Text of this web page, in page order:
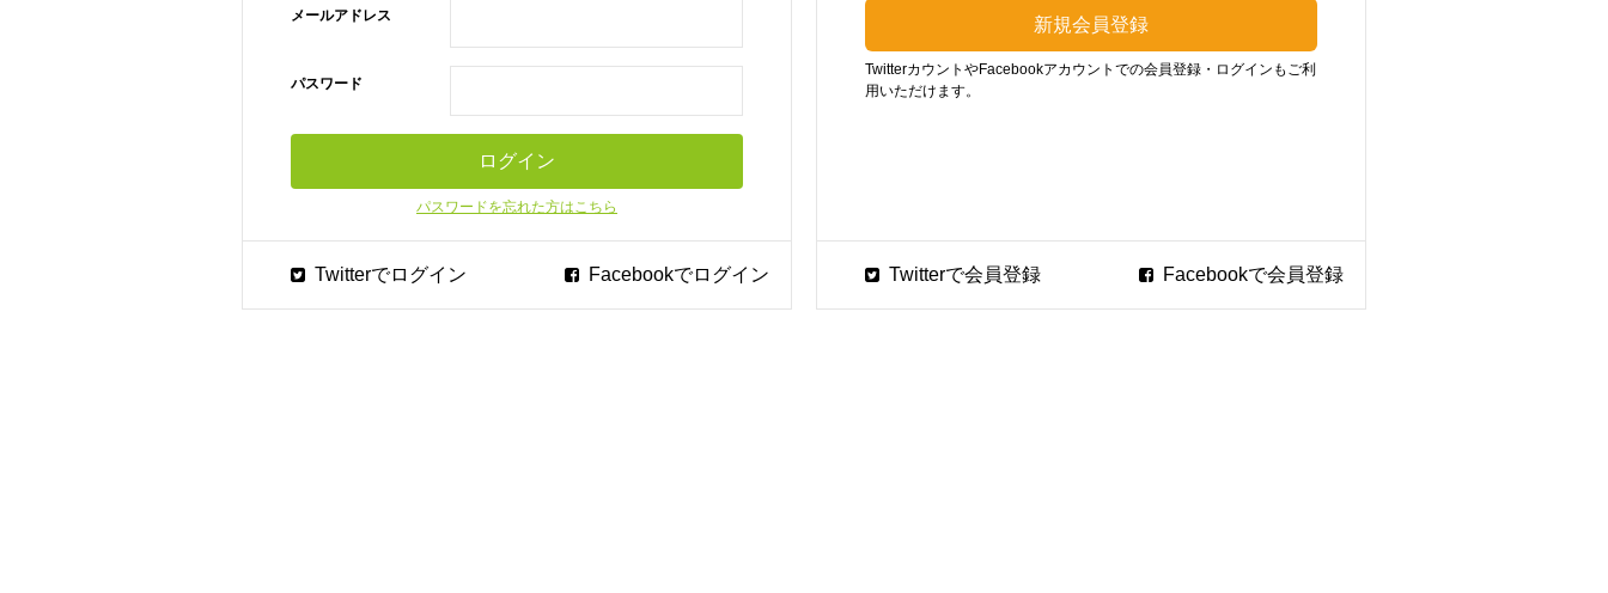
メールアドレス
パスワード
パスワードを忘れた方はこちら
TwitterカウントやFacebookアカウントでの会員登録・ログインもご利
用いただけます。